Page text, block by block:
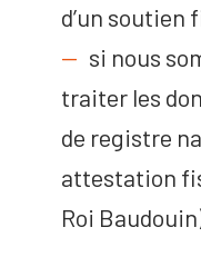
d’un soutien
si nous
traiter les
de registre
attestation
Roi